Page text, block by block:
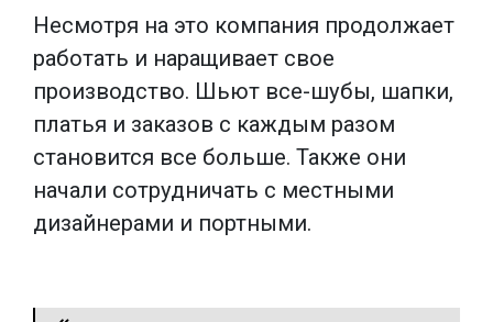
Несмотря на это компания продолжает
работать и наращивает свое
производство. Шьют все-шубы, шапки,
платья и заказов с каждым разом
становится все больше. Также они
начали сотрудничать с местными
дизайнерами и портными.